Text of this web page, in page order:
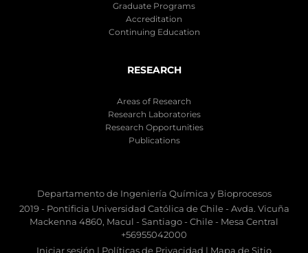
Graduate Programs
Accreditation
Continuing Education
RESEARCH
Areas of Research
Research Laboratories
Research Opportunities
Publications
Departamento de Ingeniería Química y Bioprocesos
2019 - Pontificia Universidad Católica de Chile - Avda. Vicuña
Mackenna 4860, Macul - Santiago - Chile - Mesa Central
+56955042000
Iniciar sesión | Políticas de Privacidad | Mapa de Sitio